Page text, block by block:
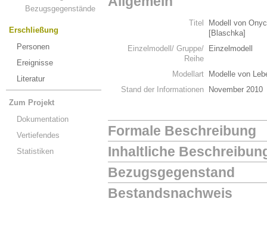
Bezugsgegenstände
Erschließung
Personen
Ereignisse
Literatur
Zum Projekt
Dokumentation
Vertiefendes
Statistiken
Titel
Modell von
[Blaschka]
Einzelmodell/ Gruppe/
Reihe
Einzelmodell
Modellart
Modelle von
Stand der Informationen
November 2010
Formale Beschreibung
Inhaltliche
Bezugsgegenstand
Bestandsnachweis